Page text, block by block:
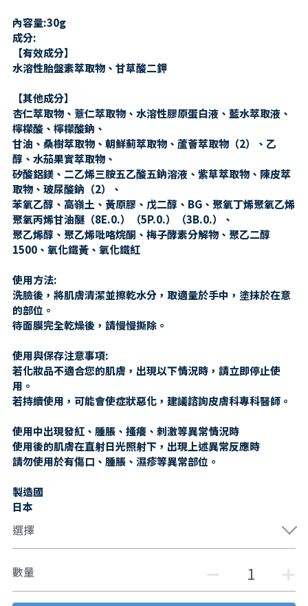
內容量:30g
成分:
【有效成分】
水溶性胎盤素萃取物、甘草酸二鉀
【其他成分】
杏仁萃取物、薏仁萃取物、水溶性膠原蛋白液、藍水萃取液、
檸檬酸、檸檬酸鈉、
甘油、桑樹萃取物、朝鮮薊萃取物、蘆薈萃取物（2）、乙
醇、水茄果實萃取物、
矽酸鋁鎂、二乙烯三胺五乙酸五鈉溶液、紫草萃取物、陳皮萃
取物、玻尿酸鈉（2）、
苯氧乙醇、高嶺土、黃原膠、戊二醇、BG、聚氧丁烯聚氧乙烯
聚氧丙烯甘油醚（8E.0.）（5P.0.）（3B.0.）、
聚乙烯醇、聚乙烯吡咯烷酮、梅子酵素分解物、聚乙二醇
1500、氧化鐵黃、氧化鐵紅
使用方法:
洗臉後，將肌膚清潔並擦乾水分，取適量於手中，塗抹於在意
的部位。
待面膜完全乾燥後，請慢慢撕除。
使用與保存注意事項:
若化妝品不適合您的肌膚，出現以下情況時，請立即停止使
用。
若持續使用，可能會使症狀惡化，建議諮詢皮膚科專科醫師。
使用中出現發紅、腫脹、搔癢、刺激等異常情況時
使用後的肌膚在直射日光照射下，出現上述異常反應時
請勿使用於有傷口、腫脹、濕疹等異常部位。
製造國
日本
選擇
數量